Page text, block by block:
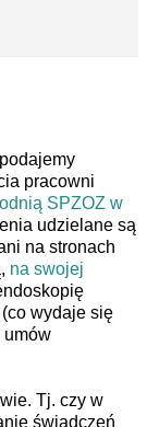
pracowni
SPZOZ w
udzielane są
na stronach
na swojej
wydaje się
umów
Tj. czy w
świadczeń